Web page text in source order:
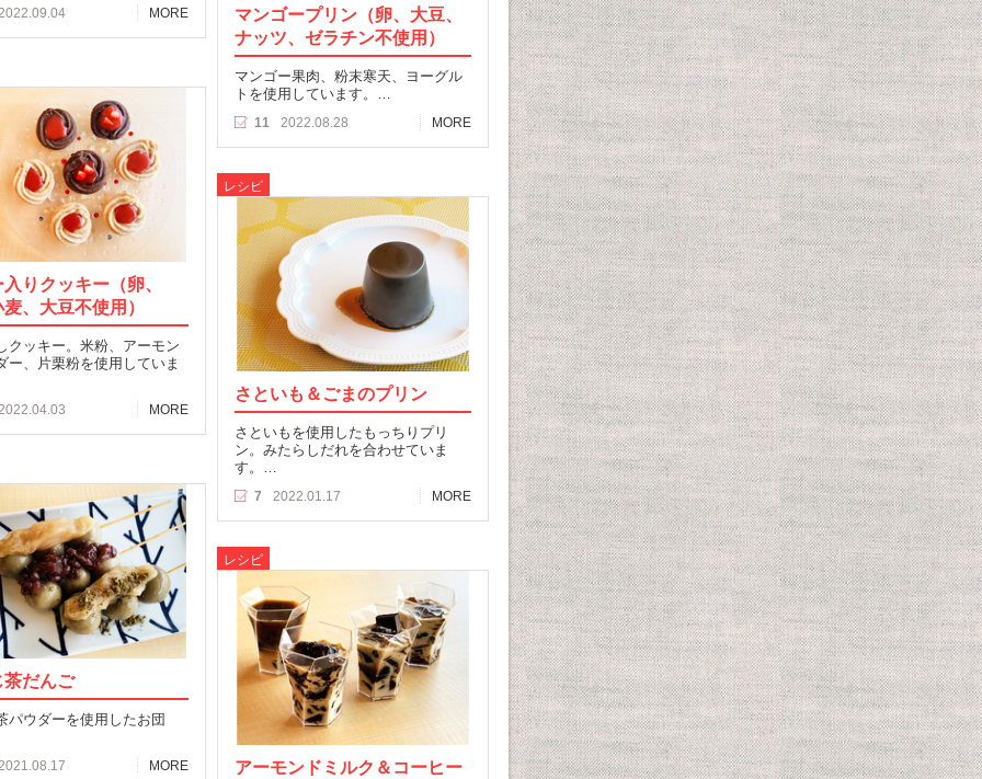
MORE
マンゴープリン（卵、大豆、
ナッツ、ゼラチン不使用）
マンゴー果肉、粉末寒天、ヨーグル
トを使用しています。…
11 2022.08.28 MORE
りクッキー（卵、
、大豆不使用）
クッキー。米粉、アーモン
ー、片栗粉を使用していま
MORE
レシピ
さといも＆ごまのプリン
さといもを使用したもっちりプリ
ン。みたらしだれを合わせていま
す。…
7 2022.01.17 MORE
茶だんご
パウダーを使用したお団
MORE
レシピ
アーモンドミルク＆コーヒー